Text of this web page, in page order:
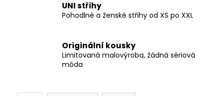
UNI střihy
Pohodlné a ženské střihy od XS po XXL
Originální kousky
Limitovaná malovýroba, žádná sériová
móda